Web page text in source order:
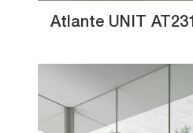
Atlante UNIT AT231